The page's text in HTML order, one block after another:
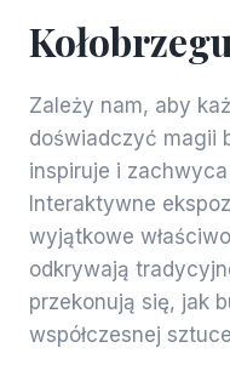
Kołobrzegu
Zależy nam, aby
doświadczyć magii
inspiruje i
Interaktywne
wyjątkowe
odkrywają
przekonują się, jak
współczesnej